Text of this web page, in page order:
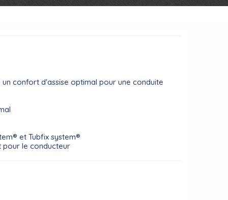
confort d'assise optimal pour une conduite
et Tubfix system®
pour le conducteur